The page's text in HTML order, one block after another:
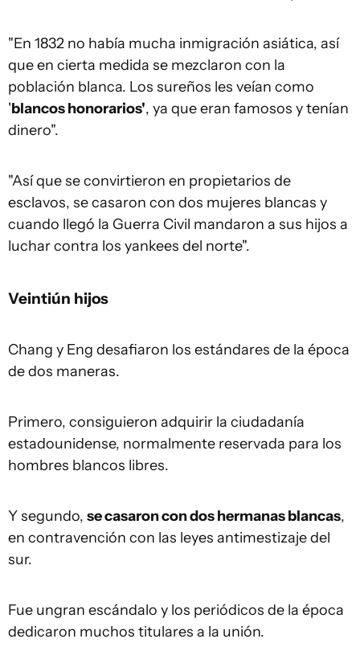
"En 1832 no había mucha inmigración asiática, así
que en cierta medida se mezclaron con la
población blanca. Los sureños les veían como
'blancos honorarios', ya que eran famosos y tenían
dinero".
"Así que se convirtieron en propietarios de
esclavos, se casaron con dos mujeres blancas y
cuando llegó la Guerra Civil mandaron a sus hijos a
luchar contra los yankees del norte".
Veintiún hijos
Chang y Eng desafiaron los estándares de la época
de dos maneras.
Primero, consiguieron adquirir la ciudadanía
estadounidense, normalmente reservada para los
hombres blancos libres.
Y segundo, se casaron con dos hermanas blancas,
en contravención con las leyes antimestizaje del
sur.
Fue ungran escándalo y los periódicos de la época
dedicaron muchos titulares a la unión.